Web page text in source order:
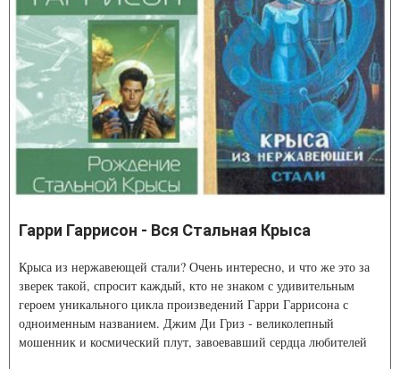
Гарри Гаррисон - Вся Стальная Крыса
Крыса из нержавеющей стали? Очень интересно, и что же это за
зверек такой, спросит каждый, кто не знаком с удивительным
героем уникального цикла произведений Гарри Гаррисона с
одноименным названием. Джим Ди Гриз - великолепный
мошенник и космический плут, завоевавший сердца любителей